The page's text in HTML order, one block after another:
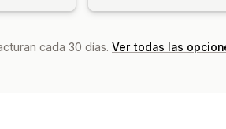
cada 30 días. Ver todas las